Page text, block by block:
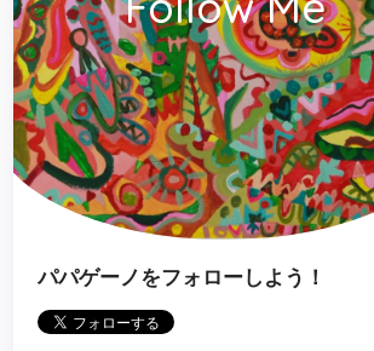
パパゲーノをフォローしよう！